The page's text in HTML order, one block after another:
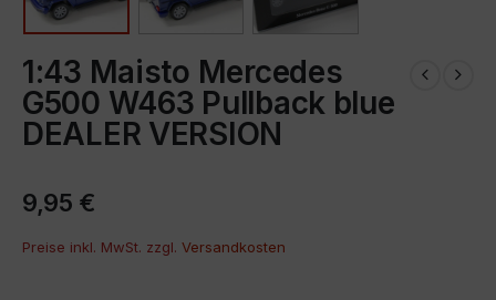
1:43 Maisto Mercedes
G500 W463 Pullback blue
DEALER VERSION
9,95 €
Preise inkl. MwSt. zzgl. Versandkosten